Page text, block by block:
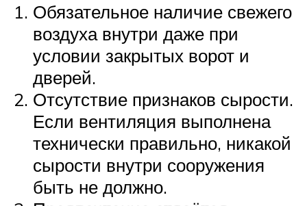
Обязательное наличие свежего
воздуха внутри даже при
условии закрытых ворот и
дверей.
Отсутствие признаков сырости.
Если вентиляция выполнена
технически правильно, никакой
сырости внутри сооружения
быть не должно.